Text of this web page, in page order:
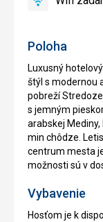
Poloha
Luxusný
štýl s modernou
pobreží
s jemným
arabskej
min chôdze.
centrum mesta
možnosti sú v
Vybavenie
Hosťom je k
Wifi
áno